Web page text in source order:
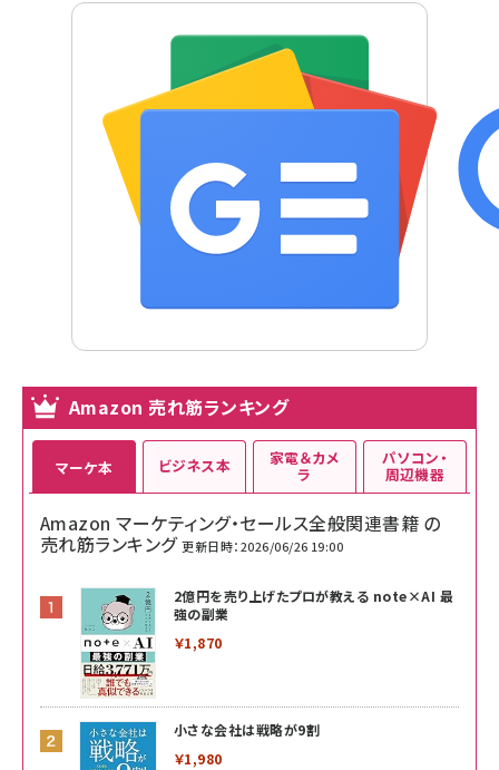
Amazon 売れ筋ランキング
マーケ本
Amazon マーケティング・セールス全般関連書籍 の
売れ筋ランキング 更新日時：2026/06/26 19:00
2億円を売り上げたプロが教える note×AI 最
強の副業
￥1,870
小さな会社は戦略が9割
￥1,980
ビジネス本 家電＆カメ
ラ
パソコン・
周辺機器